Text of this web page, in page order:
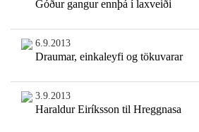
Góður gangur ennþá í laxveiði
6.9.2013
Draumar, einkaleyfi og tökuvarar
3.9.2013
Haraldur Eiríksson til Hreggnasa